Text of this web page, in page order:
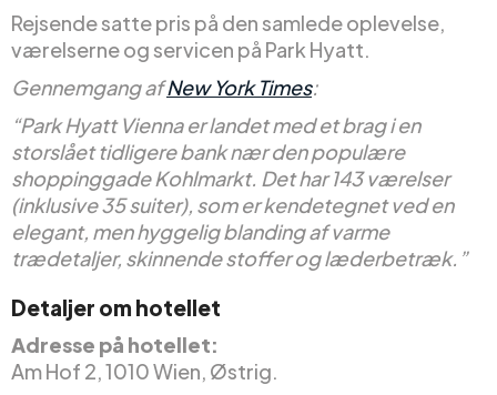
Rejsende satte pris på den samlede oplevelse,
værelserne og servicen på Park Hyatt.
Gennemgang afNew York Times:
“Park Hyatt Vienna er landet med et brag i en
storslået tidligere bank nær den populære
shoppinggade Kohlmarkt. Det har 143 værelser
(inklusive 35 suiter), som er kendetegnet ved en
elegant, men hyggelig blanding af varme
trædetaljer, skinnende stoffer og læderbetræk.”
Detaljer om hotellet
Adresse på hotellet:
Am Hof 2, 1010 Wien, Østrig.